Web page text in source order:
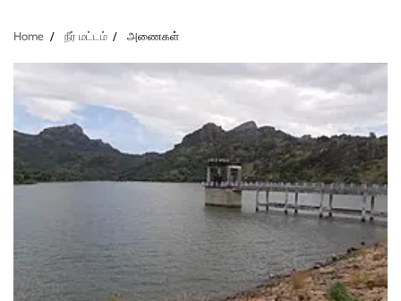
Home நீர் மட்டம் அணைகள்